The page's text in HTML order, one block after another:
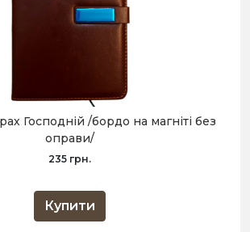
Господній /бордо на магніті без
оправи/
235 грн.
Купити